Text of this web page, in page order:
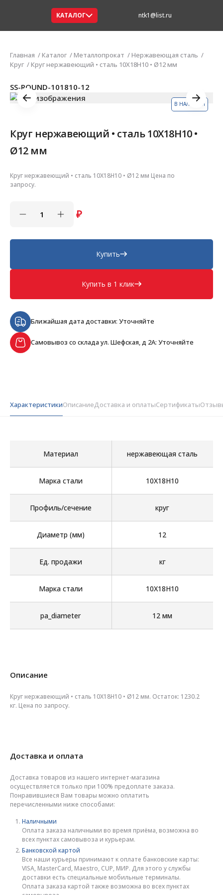
КАТАЛОГ ntk1@list.ru
Главная Каталог Металлопрокат
Нержавеющая сталь
Круг
Круг нержавеющий • сталь 10Х18Н10 • Ø12 мм
В НАЛИЧИИ
SS-ROUND-101810-12
Круг нержавеющий • сталь 10Х18Н10 •
Ø12 мм
Круг нержавеющий • сталь 10Х18Н10 • Ø12 мм Цена по
запросу.
₽
Купить
Купить в 1 клик
Ближайшая дата доставки: Уточняйте
Самовывоз со склада ул. Шефская, д 2А: Уточняйте
ХарактеристикиОписаниеДоставка и оплатыСертификаты
Материал нержавеющая сталь
Марка стали 10Х18Н10
Профиль/сечение круг
Диаметр (мм) 12
Ед. продажи кг
Марка стали 10Х18Н10
pa_diameter 12 мм
Описание
Круг нержавеющий • сталь 10Х18Н10 • Ø12 мм. Остаток: 1230.2
кг. Цена по запросу.
Доставка и оплата
Доставка товаров из нашего интернет-магазина
осуществляется только при 100% предоплате заказа.
Понравившиеся Вам товары можно оплатить
перечисленными ниже способами:
Наличными
Оплата заказа наличными во время приёма, возможна во
всех пунктах самовывоза и курьерам.
Банковской картой
Все наши курьеры принимают к оплате банковские карты:
VISA, MasterCard, Maestro, CUP, МИР. Для этого у службы
доставки есть специальные мобильные терминалы.
Оплата заказа картой также возможна во всех пунктах